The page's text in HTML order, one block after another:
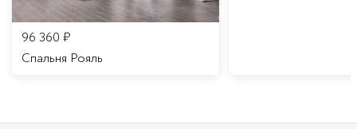
96 360 ₽
Спальня Рояль